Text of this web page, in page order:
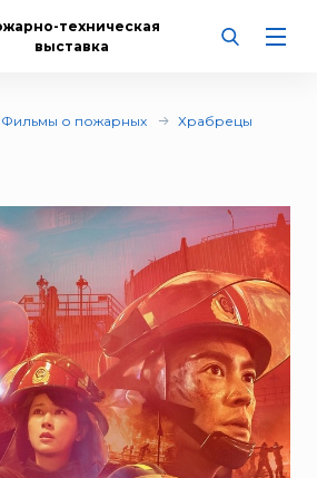
техническая
выставка
Фильмы о пожарных Храбрецы